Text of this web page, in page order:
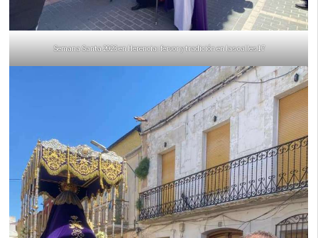
Semana Santa 2023 en Herencia: fervor y tradición en las calles 17